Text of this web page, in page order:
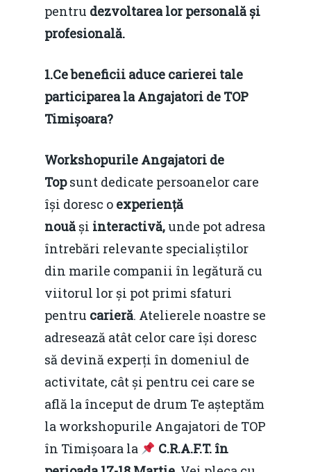
pentru dezvoltarea lor personală și
profesională.
1.Ce beneficii aduce carierei tale
participarea la Angajatori de TOP
Timișoara?
Workshopurile Angajatori de
Topsunt dedicate persoanelor care
își doresc o experiență
nouă și interactivă, unde pot adresa
întrebări relevante specialiștilor
din marile companii în legătură cu
viitorul lor și pot primi sfaturi
pentru carieră. Atelierele noastre se
adresează atât celor care își doresc
să devină experți în domeniul de
activitate, cât și pentru cei care se
află la început de drum Te așteptăm
la workshopurile Angajatori de TOP
în Timișoara la
C.R.A.F.T. în